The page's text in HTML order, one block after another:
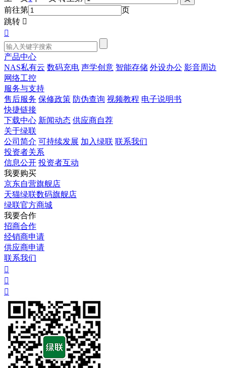
前往第
页
跳转 

产品中心
NAS私有云 数码充电 声学创意 智能存储 外设办公 影音周边
网络工控
服务与支持
售后服务 保修政策 防伪查询 视频教程 电子说明书
快捷链接
下载中心 新闻动态 供应商自荐
关于绿联
公司简介 可持续发展 加入绿联 联系我们
投资者关系
信息公开 投资者互动
我要购买
京东自营旗舰店
天猫绿联数码旗舰店
绿联官方商城
我要合作
招商合作
经销商申请
供应商申请
联系我们


